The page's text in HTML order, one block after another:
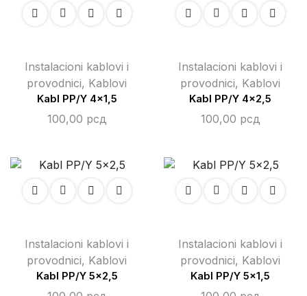
Instalacioni kablovi i
provodnici, Kablovi
Kabl PP/Y 4×1,5
100,00 рсд
Instalacioni kablovi i
provodnici, Kablovi
Kabl PP/Y 4×2,5
100,00 рсд
Instalacioni kablovi i
provodnici, Kablovi
Kabl PP/Y 5×2,5
Instalacioni kablovi i
provodnici, Kablovi
Kabl PP/Y 5×1,5